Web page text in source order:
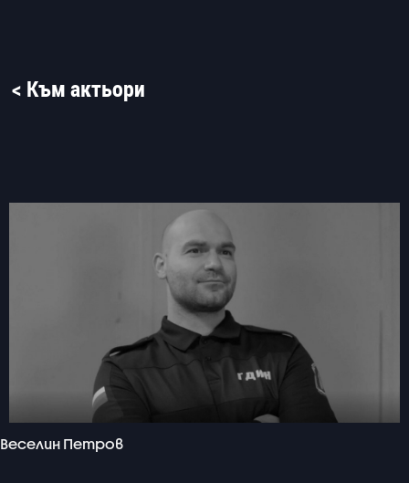
< Към актьори
Веселин Петров